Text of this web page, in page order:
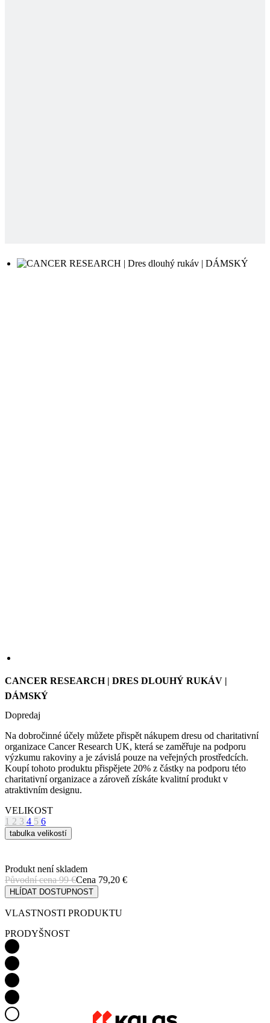
Dopredaj
Na dobročinné účely můžete přispět nákupem dresu od charitativní
organizace Cancer Research UK, která se zaměřuje na podporu
Koupí tohoto produktu přispějete 20% z částky na podporu této
atraktivním designu.
VELIKOST
1 2 3 4 5 6
tabulka velikostí
Produkt není skladem
Původní cena99 €
HLÍDAT DOSTUPNOST
PRODYŠNOST
AERODYNAMIKA